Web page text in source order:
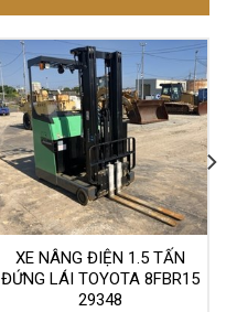
XE NÂNG ĐIỆN 1.5 TẤN
ĐỨNG LÁI TOYOTA 8FBR15
29348